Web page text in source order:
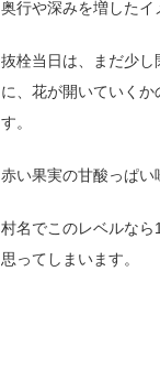
奥行や深みを増したイ
抜栓当日は、まだ少
に、花が開いていく
す。
赤い果実の甘酸っぱい
村名でこのレベルなら
思ってしまいます。